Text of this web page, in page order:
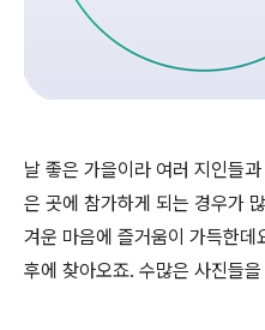
날 좋은 가을이라 여러 지인들
은 곳에 참가하게 되는 경우가
겨운 마음에 즐거움이 가득한
후에 찾아오죠. 수많은 사진들